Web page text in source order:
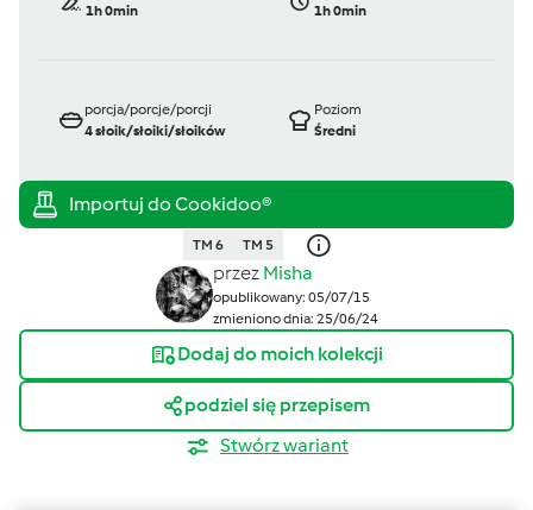
1h 0min
1h 0min
porcja/porcje/porcji
4słoik/słoiki/słoików
Poziom
Średni
TM 6 TM 5
przez Misha
opublikowany: 05/07/15
zmieniono dnia: 25/06/24
Dodaj do moich kolekcji
podziel się przepisem
Stwórz wariant